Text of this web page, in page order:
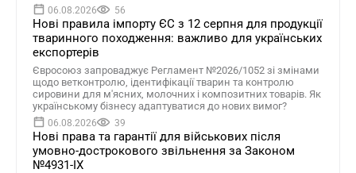
06.08.2026 56
Нові правила імпорту ЄС з 12 серпня для продукції
тваринного походження: важливо для українських
експортерів
Євросоюз запроваджує Регламент №2026/1052 зі змінами
щодо ветконтролю, ідентифікації тварин та контролю
сировини для м'ясних, молочних і композитних товарів. Як
українському бізнесу адаптуватися до нових вимог?
06.08.2026 39
Нові права та гарантії для військових після
умовно-дострокового звільнення за Законом
№4931-ІХ